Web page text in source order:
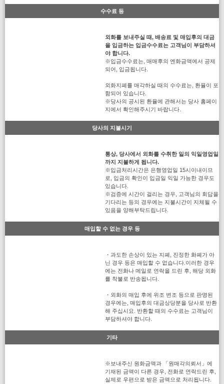
수수료 등
외화를 보내주실 때, 배송료 및 매입후의 대금
을 입금하는 입금수수료는 고객님이 부담하셔
야 합니다.
※입금수수료는, 매매후의 엔화금액에서 공제
되어, 입금됩니다.
외화지폐를 매각하실 때의 수수료는, 환율이 포
함되어 있습니다.
※당사의 공시된 환율에 관해서는 당사 홈페이
지에서 확인해주시기 바랍니다.
당사의 지불시기
통상, 당사에서 외화를 수취한 일의 익일영업일
까지 지불하게 됩니다.
※입금처리시간은 은행영업일 15시이내이므
로, 입금의 확인이 입금일 익일 가능한 경우도
있습니다.
※검증에 시간이 걸리는 경우, 고객님의 회답을
기다리는 등의 경우에는 지불시간이 지체될 수
있음을 양해부탁드립니다.
매입할 수 없는 경우 등
・과도한 손상이 있는 지폐, 진정한 화폐가 아
닌 경우 등은 매입할 수 없습니다.이러한 경우
에는 전화나 메일로 연락을 드린 후, 해당 외화
를 착불로 반송됩니다.
・외화의 매입 후에 위조 변조 등으로 판명된
경우에는, 매입후의 대금상당분을 당사로 반환
해 주십시요. 반환할 때의 수수료는 고객님이
부담하셔야 합니다.
기타
※보내주신 원화금액과 「원매각의뢰서」에
기재된 금액이 다른 경우, 전화로 연락드린 후,
실제로 우편으로 받은 금액으로 처리됩니다.